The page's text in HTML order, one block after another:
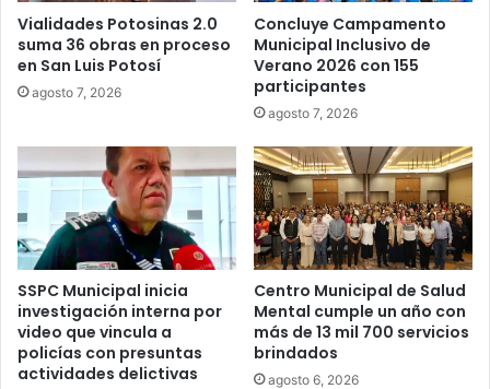
Vialidades Potosinas 2.0
suma 36 obras en proceso
en San Luis Potosí
agosto 7, 2026
Concluye Campamento
Municipal Inclusivo de
Verano 2026 con 155
participantes
agosto 7, 2026
SSPC Municipal inicia
investigación interna por
video que vincula a
policías con presuntas
actividades delictivas
Centro Municipal de Salud
Mental cumple un año con
más de 13 mil 700 servicios
brindados
agosto 6, 2026